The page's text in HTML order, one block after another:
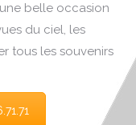
belle occasion
du ciel, les
tous les souvenirs